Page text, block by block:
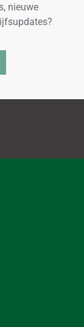
nieuwe